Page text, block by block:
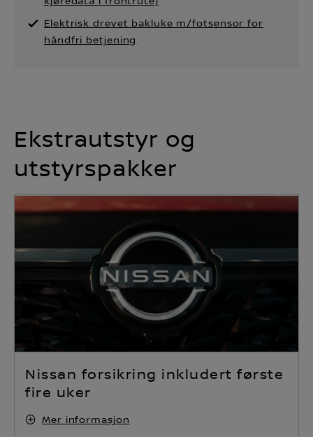
Elektrisk drevet bakluke m/fotsensor for
håndfri betjening
Ekstrautstyr og
utstyrspakker
Nissan forsikring inkludert første
fire uker
Mer informasjon